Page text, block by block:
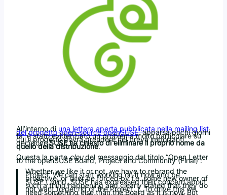
All’interno di una lettera aperta pubblicata nella mailing list
del progetto open-source openSUSE, apparsa pochi giorni
fa, è stato evidenziato un problema molto particolare su
cui il progetto dovrà prendere nel breve importanti
decisioni:SUSE ha chiesto di eliminare il proprio nome da
quello della distribuzione.
Questa la partecloudel messaggio dal titolo “Open Letter
to the openSUSE Board, Project and Community (Final)”:
Whether we like it or not, we have to rebrand the
Project. We can start working on it now and be
proactive, or later be forced by f.e. some new owner of
SUSE ( mind, SUSE has expressed their concern about
such a thing happening and clearly stated that they do
not want to get rid of the Project. ). To drive this we
need something else than the Board as it is now. But